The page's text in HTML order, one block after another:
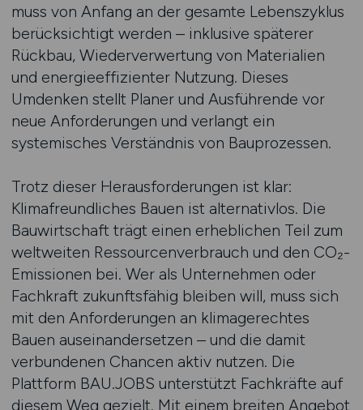
muss von Anfang an der gesamte Lebenszyklus
berücksichtigt werden – inklusive späterer
Rückbau, Wiederverwertung von Materialien
und energieeffizienter Nutzung. Dieses
Umdenken stellt Planer und Ausführende vor
neue Anforderungen und verlangt ein
systemisches Verständnis von Bauprozessen.
Trotz dieser Herausforderungen ist klar:
Klimafreundliches Bauen ist alternativlos. Die
Bauwirtschaft trägt einen erheblichen Teil zum
weltweiten Ressourcenverbrauch und den CO₂-
Emissionen bei. Wer als Unternehmen oder
Fachkraft zukunftsfähig bleiben will, muss sich
mit den Anforderungen an klimagerechtes
Bauen auseinandersetzen – und die damit
verbundenen Chancen aktiv nutzen. Die
Plattform BAU.JOBS unterstützt Fachkräfte auf
diesem Weg gezielt. Mit einem breiten Angebot